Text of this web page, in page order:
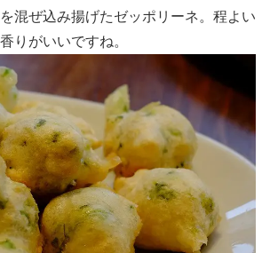
混ぜ込み揚げたゼッポリーネ。程よい
りがいいですね。